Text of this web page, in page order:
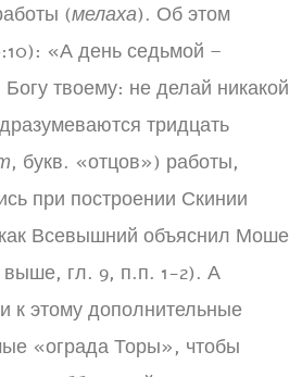
(мелаха). Об этом
«А день седьмой –
твоему: не делай никакой
тридцать
, букв. «отцов») работы,
при построении Скинии
Всевышний объяснил Моше
выше, гл. 9, п.п. 1-2). А
к этому дополнительные
«ограда Торы», чтобы